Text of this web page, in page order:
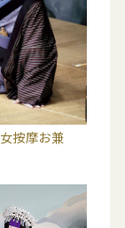
按摩お兼